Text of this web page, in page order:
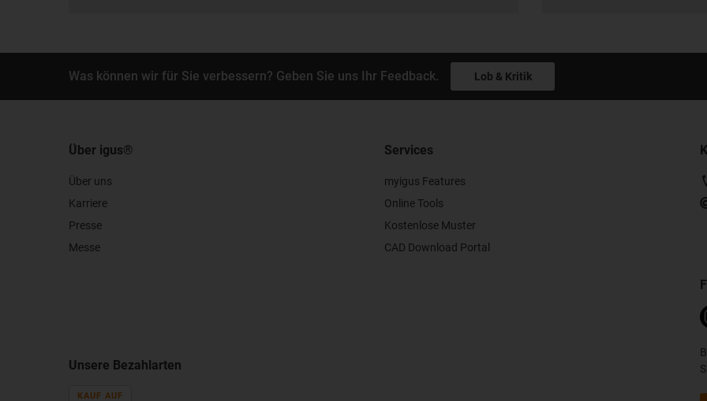
Was können wir für Sie verbessern? Geben Sie uns Ihr Feedback. Lob & Kritik
Über igus®
Über uns
Karriere
Presse
Messe
Services
myigus Features
Online Tools
Kostenlose Muster
CAD Download Portal
Unsere Bezahlarten
KAUF AUF